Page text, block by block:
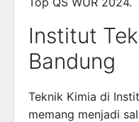
Institut
Bandung
Teknik Kimia di
memang menjadi